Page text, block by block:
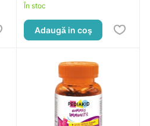
În stoc
Adaugă in coş